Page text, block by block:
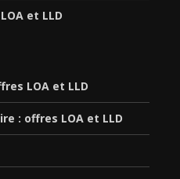
et LLD
LOA et LLD
: offres LOA et LLD